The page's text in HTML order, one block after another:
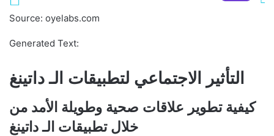
Source: oyelabs.com
Generated Text:
التأثير الاجتماعي لتطبيقات الـ داتينغ
كيفية تطوير علاقات صحية وطويلة الأمد من
خلال تطبيقات الـ داتينغ